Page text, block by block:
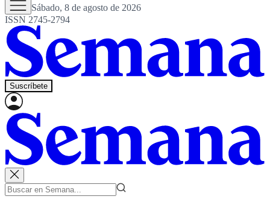
Sábado, 8 de agosto de 2026
ISSN 2745-2794
Suscríbete